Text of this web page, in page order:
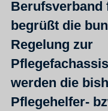
Berufsverband
begrüßt die
Regelung zur
werden die
Pflegehelfer-